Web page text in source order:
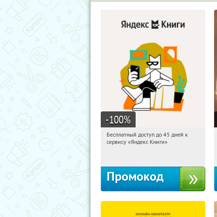
-100%
05:58:52
Получи первым!
Бесплатный доступ до 45 дней к
сервису «Яндекс Книги»
Промокод